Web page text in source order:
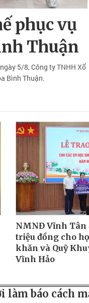
phục vụ
Thuận
5/8, Công ty TNHH Xổ
Bình Thuận.
NMNĐ Vĩnh Tân
triệu đồng cho
khăn và Quỹ
Vĩnh Hảo
làm báo cách